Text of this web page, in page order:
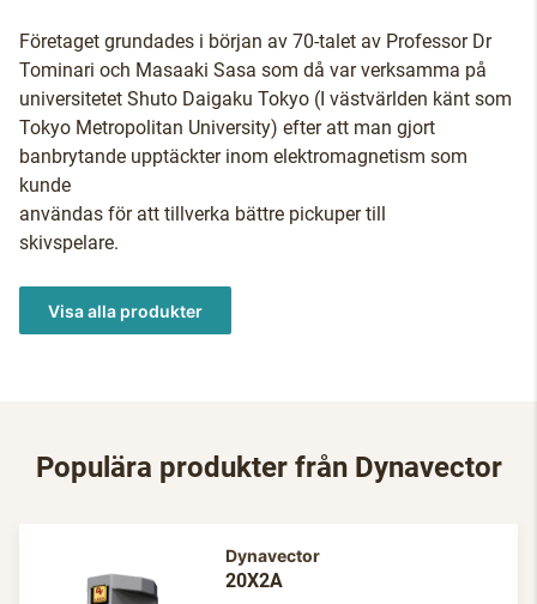
Företaget grundades i början av 70-talet av Professor Dr
Tominari och Masaaki Sasa som då var verksamma på
universitetet Shuto Daigaku Tokyo (I västvärlden känt som
Tokyo Metropolitan University) efter att man gjort
banbrytande upptäckter inom elektromagnetism som
kunde
användas för att tillverka bättre pickuper till
skivspelare.
Visa alla produkter
Populära produkter från Dynavector
Dynavector
20X2A